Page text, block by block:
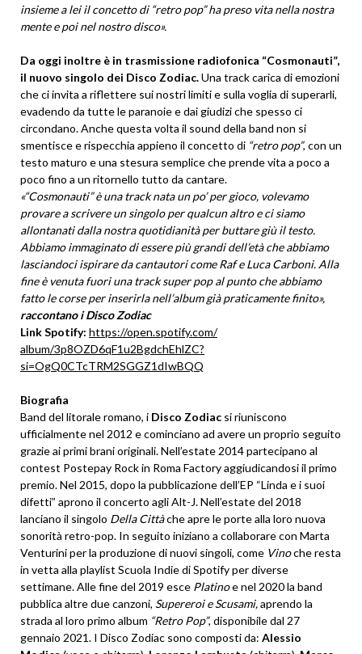
insieme a lei il concetto di “retro pop” ha preso vita nella nostra
mente e poi nel nostro disco».
Da oggi inoltre è in trasmissione radiofonica “Cosmonauti”,
il nuovo singolo dei Disco Zodiac.Una track carica di emozioni
che ci invita a riflettere sui nostri limiti e sulla voglia di superarli,
evadendo da tutte le paranoie e dai giudizi che spesso ci
circondano. Anche questa volta il sound della band non si
smentisce e rispecchia appieno il concetto di “retro pop”, con un
testo maturo e una stesura semplice che prende vita a poco a
poco fino a un ritornello tutto da cantare.
«“Cosmonauti” è una track nata un po’ per gioco, volevamo
provare a scrivere un singolo per qualcun altro e ci siamo
allontanati dalla nostra quotidianità per buttare giù il testo.
Abbiamoimmaginato di essere più grandi dell’età che abbiamo
lasciandoci ispirare da cantautori come Raf e Luca Carboni. Alla
fine è venuta fuori una track super pop al punto che abbiamo
fatto le corse per inserirla nell’album già praticamente finito»,
raccontano i Disco Zodiac
Link Spotify: https://open.spotify.com/
album/3p8OZD6qF1u2BgdchEhlZC?
si=OgQ0CTcTRM2SGGZ1dIwBQQ
Biografia
Band del litorale romano, i Disco Zodiac si riuniscono
ufficialmente nel 2012 e cominciano ad avere un proprio seguito
grazie ai primi brani originali.Nell’estate 2014 partecipano al
contest Postepay Rock in Roma Factory aggiudicandosi il primo
premio. Nel 2015, dopo la pubblicazione dell’EP “Linda e i suoi
difetti” aprono il concerto agli Alt-J. Nell’estate del 2018
lanciano il singolo Della Cittàche apre le porte alla loro nuova
sonorità retro-pop. In seguito iniziano a collaborare con Marta
Venturini per la produzione di nuovi singoli, come Vinoche resta
in vetta alla playlist Scuola Indie di Spotify per diverse
settimane.Alle fine del 2019 esce Platinoe nel 2020 la band
pubblica altre due canzoni, Supereroi e Scusami,aprendo la
strada al loro primo album “Retro Pop”, disponibile dal 27
gennaio 2021. I Disco Zodiac sono composti da: Alessio